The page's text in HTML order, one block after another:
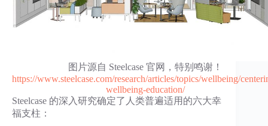
图片源自 Steelcase 官网，特别鸣谢！
https://www.steelcase.com/research/articles/topics/wellbeing/
wellbeing-education/
Steelcase 的深入研究确定了⼈类普遍适⽤的六⼤幸
福⽀柱：